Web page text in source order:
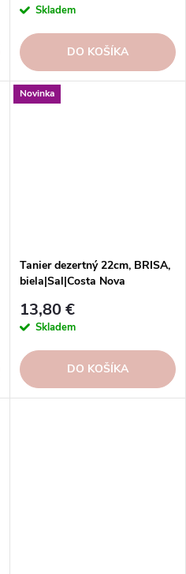
Skladem
DO KOŠÍKA
Novinka
Tanier dezertný 22cm, BRISA,
biela|Sal|Costa Nova
13,80 €
Skladem
DO KOŠÍKA